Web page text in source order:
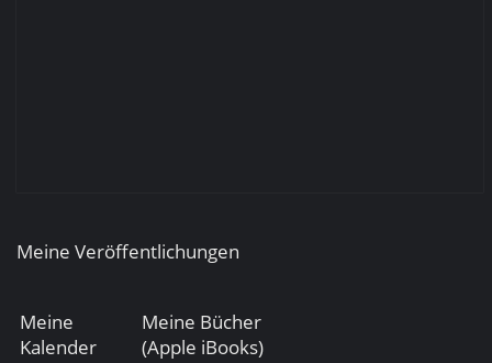
Meine Veröffentlichungen
Meine
Kalender
Meine Bücher
(Apple iBooks)